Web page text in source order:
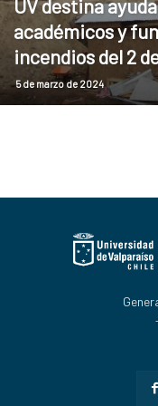
UV destina
académicos y
incendios del 2
5 de marzo de 2024